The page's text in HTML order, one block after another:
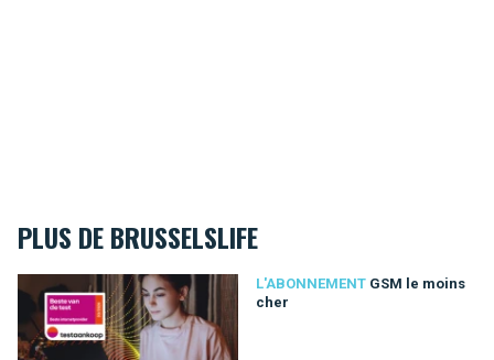
PLUS DE BRUSSELSLIFE
L'ABONNEMENT GSM le moins
cher
GSM le moins cher